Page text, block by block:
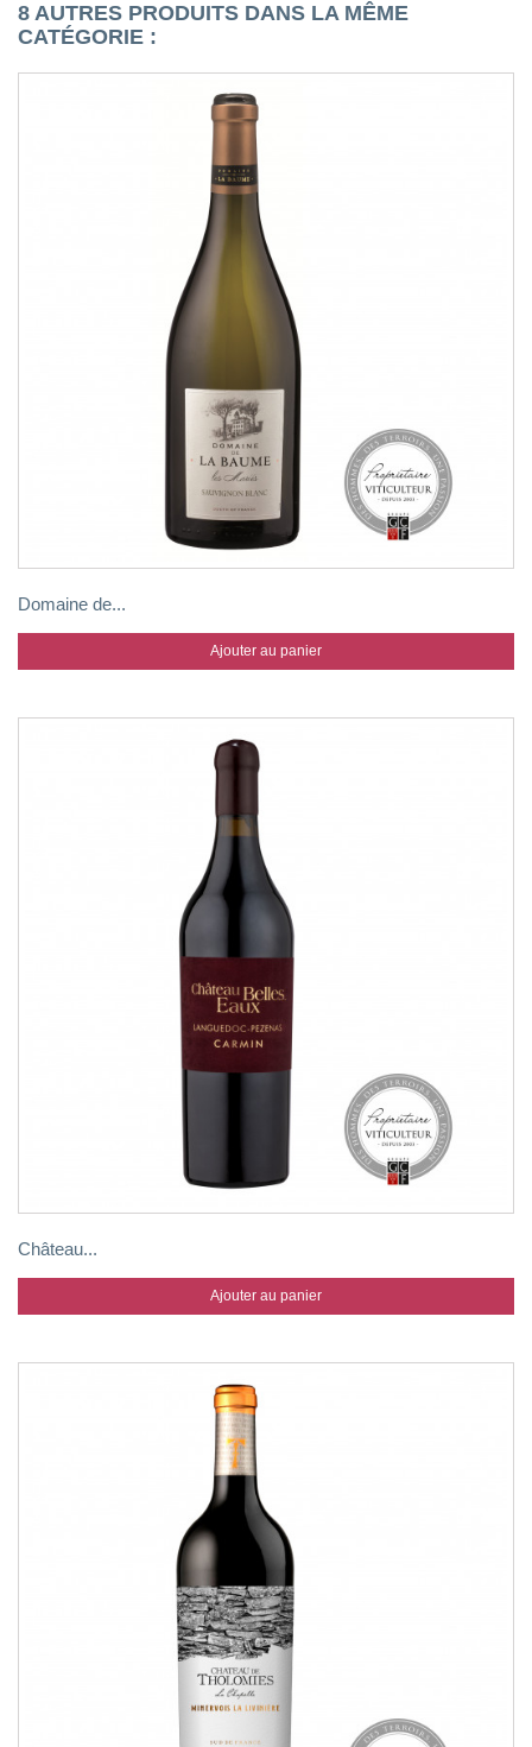
8 AUTRES PRODUITS DANS LA MÊME
CATÉGORIE :
Domaine de...
Ajouter au panier
Château...
Ajouter au panier